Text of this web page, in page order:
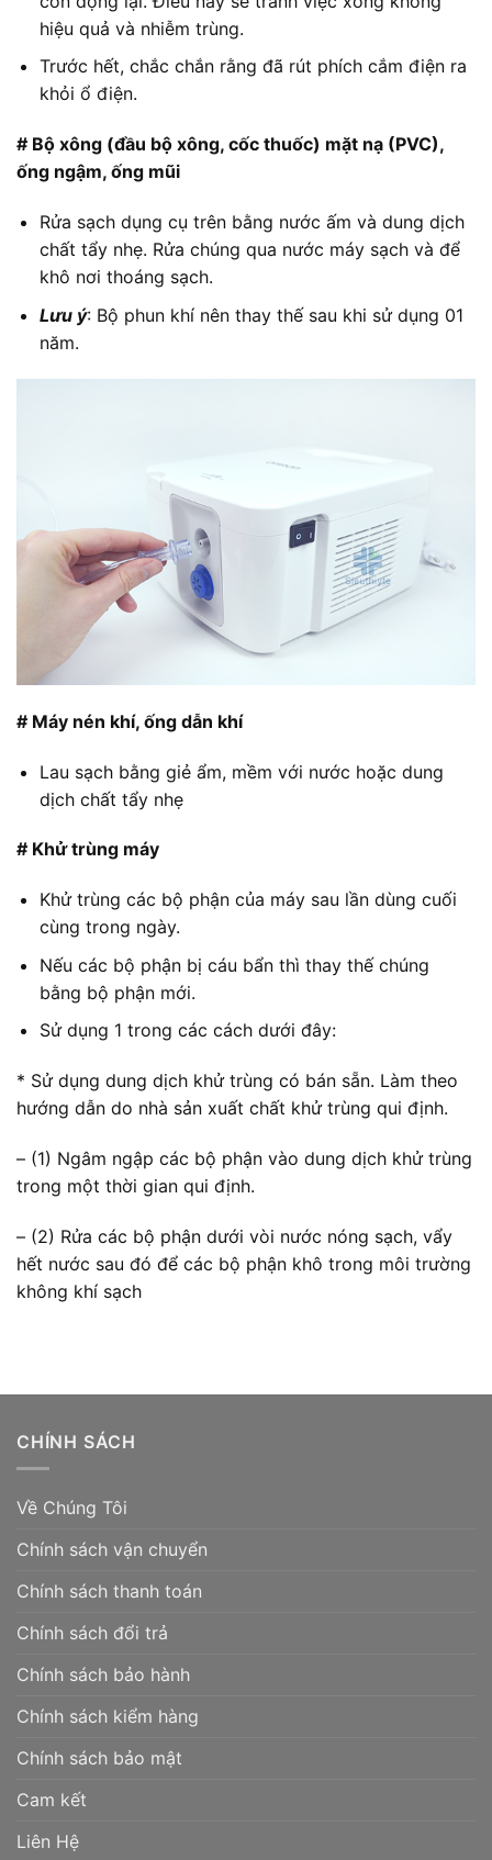
hiệu quả và nhiễm trùng.
Trước hết, chắc chắn rằng đã rút phích cắm điện ra
khỏi ổ điện.
# Bộ xông (đầu bộ xông, cốc thuốc) mặt nạ (PVC),
ống ngậm, ống mũi
Rửa sạch dụng cụ trên bằng nước ấm và dung dịch
chất tẩy nhẹ. Rửa chúng qua nước máy sạch và để
khô nơi thoáng sạch.
Lưu ý: Bộ phun khí nên thay thế sau khi sử dụng 01
năm.
# Máy nén khí, ống dẫn khí
Lau sạch bằng giẻ ẩm, mềm với nước hoặc dung
dịch chất tẩy nhẹ
# Khử trùng máy
Khử trùng các bộ phận của máy sau lần dùng cuối
cùng trong ngày.
Nếu các bộ phận bị cáu bẩn thì thay thế chúng
bằng bộ phận mới.
Sử dụng 1 trong các cách dưới đây:
* Sử dụng dung dịch khử trùng có bán sẵn. Làm theo
hướng dẫn do nhà sản xuất chất khử trùng qui định.
– (1) Ngâm ngập các bộ phận vào dung dịch khử trùng
trong một thời gian qui định.
– (2) Rửa các bộ phận dưới vòi nước nóng sạch, vẩy
hết nước sau đó để các bộ phận khô trong môi trường
không khí sạch
CHÍNH SÁCH
Về Chúng Tôi
Chính sách vận chuyển
Chính sách thanh toán
Chính sách đổi trả
Chính sách bảo hành
Chính sách kiểm hàng
Chính sách bảo mật
Cam kết
Liên Hệ